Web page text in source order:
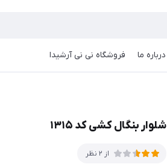
درباره ما فروشگاه نی نی آرشیدا
شلوار بنگال کشی کد ۱۳۱۵
از 2 نظر